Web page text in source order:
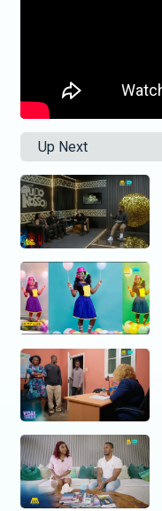
Up Next